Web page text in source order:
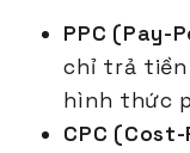
PPC (Pay-
chỉ trả tiền
hình thức
CPC